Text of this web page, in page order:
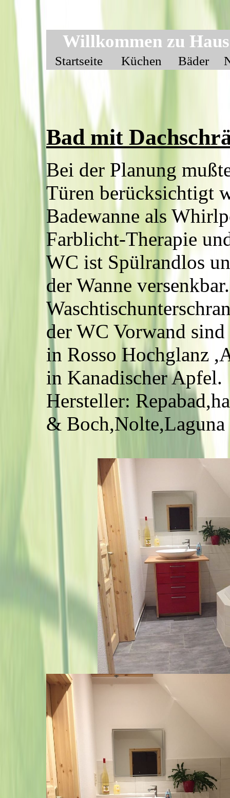
Willkommen zu
Startseite Küchen Bäder
Bad mit
Bei der Planung
Türen berücksichtigt
Badewanne als
Farblicht-Therapie
WC ist Spülrandlos
der Wanne
der WC Vorwand
in Rosso Hochglanz
in Kanadischer Apfel.
Hersteller:
& Boch,Nolte,Laguna